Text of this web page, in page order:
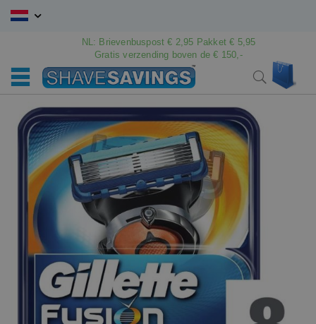
Ga
NL: Brievenbuspost € 2,95 Pakket € 5,95
Gratis verzending boven de € 150,-
Search
naar
einde
afbeeldingen-
gallerij
naar
begin
afbeeldingen-
gallerij